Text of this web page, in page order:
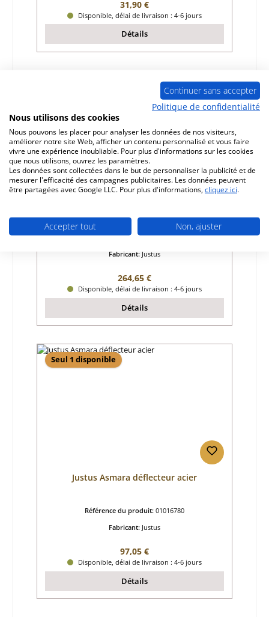
Prix régulier :
31,90 €
Disponible, délai de livraison : 4-6 jours
Détails
combustion
Référence du produit:01020638
Fabricant: Justus
Prix régulier :
264,65 €
Disponible, délai de livraison : 4-6 jours
Détails
Seul 1 disponible
Justus Asmara déflecteur acier
Référence du produit: 01016780
Fabricant: Justus
Prix régulier :
97,05 €
Disponible, délai de livraison : 4-6 jours
Détails
Continuer sans accepter
Politique de confidentialité
Nous utilisons des cookies
Nous pouvons les placer pour analyser les données de nos visiteurs,
améliorer notre site Web, afficher un contenu personnalisé et vous faire
vivre une expérience inoubliable. Pour plus d'informations sur les cookies
que nous utilisons, ouvrez les paramètres.
Les données sont collectées dans le but de personnaliser la publicité et de
mesurer l'efficacité des campagnes publicitaires. Les données peuvent
être partagées avec Google LLC. Pour plus d'informations,cliquez ici.
Accepter tout Non, ajuster